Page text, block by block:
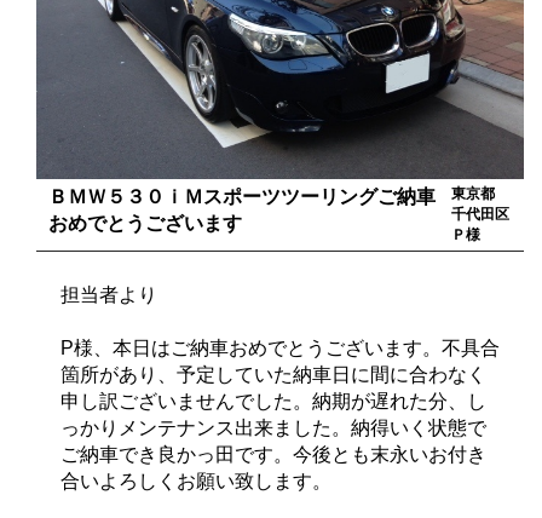
ＢＭＷ５３０ｉＭスポーツツーリングご納車
おめでとうございます
東京都
千代田区
Ｐ様
担当者より
P様、本日はご納車おめでとうございます。不具合
箇所があり、予定していた納車日に間に合わなく
申し訳ございませんでした。納期が遅れた分、し
っかりメンテナンス出来ました。納得いく状態で
ご納車でき良かっ田です。今後とも末永いお付き
合いよろしくお願い致します。